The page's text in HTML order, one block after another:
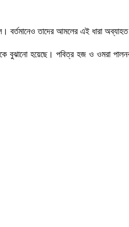
বর্তমানেও তাদের আমলের এই ধারা
হয়েছে। পবিত্র হজ ও ওমরা